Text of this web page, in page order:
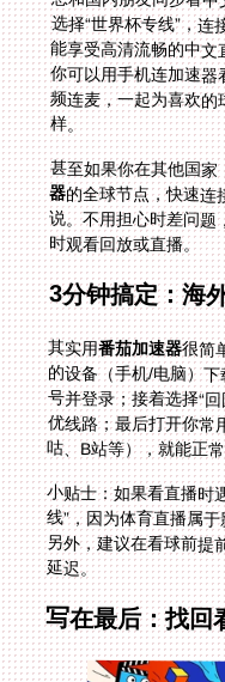
样。
甚至如果你在其他国家
器的全球节点，快速连
说。不用担心时差问
时观看回放或直播。
3分钟搞定：海
其实用番茄加速器很简
的设备（手机/电脑）下
咕、B站等），就能正
小贴士：如果看直播时
线”，因为体育直播属于
另外，建议在看球前提
延迟。
写在最后：找回